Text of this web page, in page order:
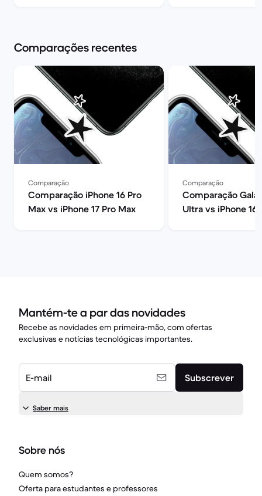
Comparações recentes
Comparação
Comparação iPhone 16 Pro
Max vs iPhone 17 Pro Max
Comparação
Comparação
Ultra vs iPhone 16
Mantém-te a par das novidades
Recebe as novidades em primeira-mão, com ofertas
exclusivas e notícias tecnológicas importantes.
E-mail Subscrever
Saber mais
Sobre nós
Quem somos?
Oferta para estudantes e professores